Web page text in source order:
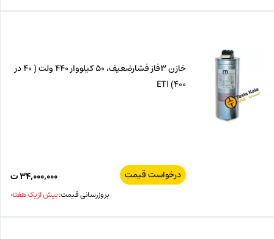
خازن 3فاز فشارضعیف، 50 کیلووار 440 ولت ( 40 در
400) ETI
درخواست قیمت ۳۴,۰۰۰,۰۰۰ت
بروزرسانی قیمت:بیش از یک هفته